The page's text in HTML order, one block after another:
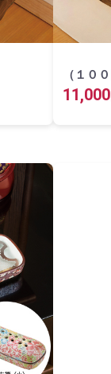
（１０
11,000